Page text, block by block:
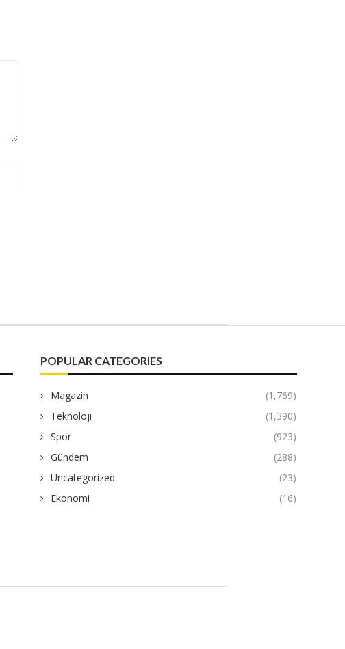
POPULAR CATEGORIES
Magazin
(1,769)
Teknoloji
(1,390)
Spor
(923)
Gündem
(288)
Uncategorized
(23)
Ekonomi
(16)